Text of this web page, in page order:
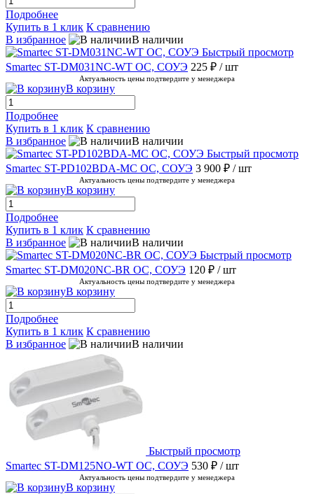
Подробнее
Купить в 1 клик К сравнению
В избранное
В наличии
Быстрый просмотр
Smartec ST-DM031NC-WT ОС, СОУЭ 225 ₽ / шт
Актуальность цены подтвердите у менеджера
В корзину
Подробнее
Купить в 1 клик К сравнению
В избранное
В наличии
Быстрый просмотр
Smartec ST-PD102BDA-MC ОС, СОУЭ 3 900 ₽ / шт
Актуальность цены подтвердите у менеджера
В корзину
Подробнее
Купить в 1 клик К сравнению
В избранное
В наличии
Быстрый просмотр
Smartec ST-DM020NC-BR ОС, СОУЭ 120 ₽ / шт
Актуальность цены подтвердите у менеджера
В корзину
Подробнее
Купить в 1 клик К сравнению
В избранное
В наличии
Быстрый просмотр
Smartec ST-DM125NO-WT ОС, СОУЭ 530 ₽ / шт
Актуальность цены подтвердите у менеджера
В корзину